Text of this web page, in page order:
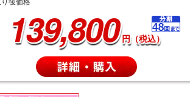
139,800 円（税込）